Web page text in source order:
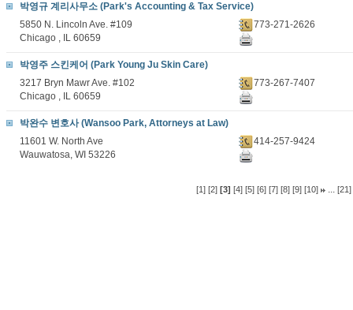
박영규 계리사무소 (Park's Accounting & Tax Service)
5850 N. Lincoln Ave. #109
Chicago , IL 60659
773-271-2626
박영주 스킨케어 (Park Young Ju Skin Care)
3217 Bryn Mawr Ave. #102
Chicago , IL 60659
773-267-7407
박완수 변호사 (Wansoo Park, Attorneys at Law)
11601 W. North Ave
Wauwatosa, WI 53226
414-257-9424
[1] [2] [3] [4] [5] [6] [7] [8] [9] [10] ... [21]